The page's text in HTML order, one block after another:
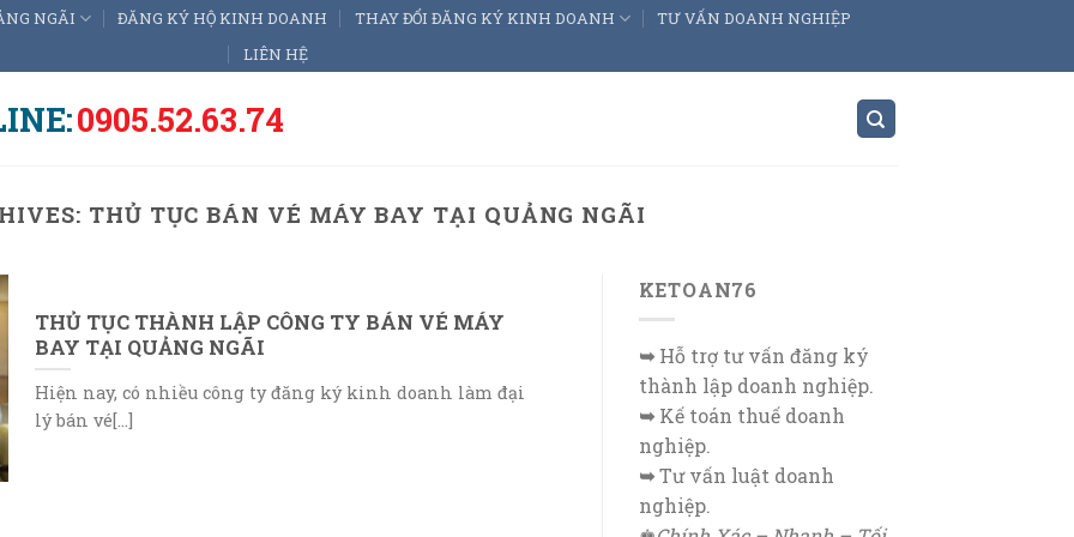
NGÃI ĐĂNG KÝ HỘ KINH DOANH THAY ĐỔI ĐĂNG KÝ KINH DOANH
TƯ VẤN DOANH NGHIỆP
LIÊN HỆ
0905.52.63.74
THỦ TỤC BÁN VÉ MÁY BAY TẠI QUẢNG NGÃI
THỦ TỤC THÀNH LẬP CÔNG TY BÁN VÉ MÁY
BAY TẠI QUẢNG NGÃI
Hiện nay, có nhiều công ty đăng ký kinh doanh làm đại
lý bán vé[...]
KETOAN76
➥Hỗ trợ tư vấn đăng ký
thành lập doanh nghiệp.
➥Kế toán thuế doanh
nghiệp.
➥Tư vấn luật doanh
nghiệp.